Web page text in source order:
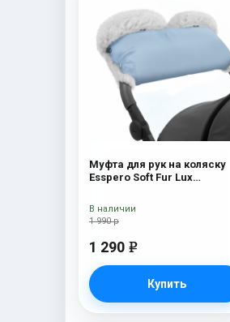
Муфта для рук на коляску
Esspero Soft Fur Lux
Mountain
1 990 р
1 290 e
Купить
В наличии